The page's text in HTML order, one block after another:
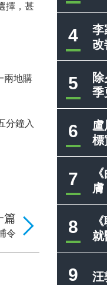
4
李
改
5
季
6
標
7
膚
8
就
9 汪
擇，甚
兩地購
分鐘入
篇
令